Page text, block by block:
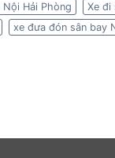
Hải Phòng
Xe đi
xe đưa đón sân bay